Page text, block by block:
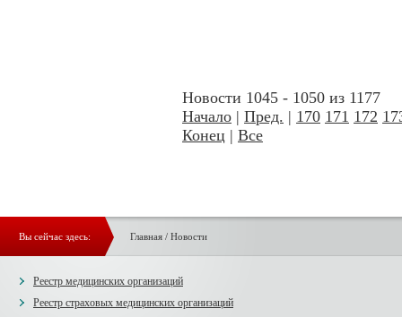
Новости 1045 - 1050 из 1177
Начало | Пред. | 170 171 172
Конец | Все
Вы сейчас здесь: Главная/ Новости
Реестр медицинских организаций
Реестр страховых медицинских организаций